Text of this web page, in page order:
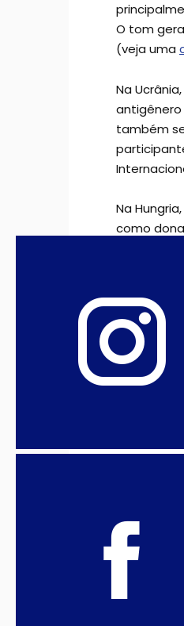
O tom
(veja uma
Na
antigênero
também
Na
como
mulheres
)
como o
ou
Um ato
vários
Marxismo
Direito
Boas
ao
2017, reuniu
Em
No dia 8
casos